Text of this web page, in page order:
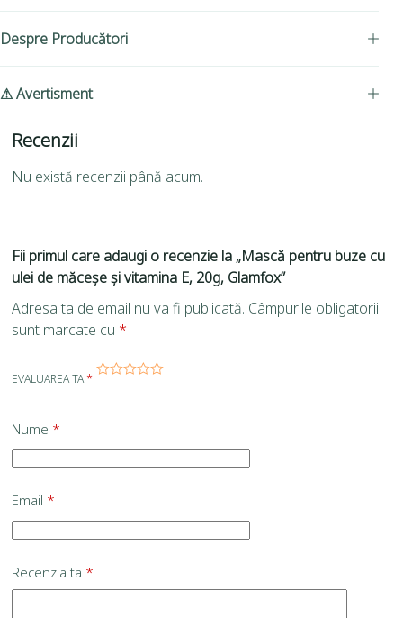
Despre Producători
⚠ Avertisment
Recenzii
Nu există recenzii până acum.
Fii primul care adaugi o recenzie la „Mască pentru buze cu
ulei de măceșe și vitamina E, 20g, Glamfox”
Adresa ta de email nu va fi publicată. Câmpurile obligatorii
sunt marcate cu *
EVALUAREA TA*
Nume *
Email *
Recenzia ta *